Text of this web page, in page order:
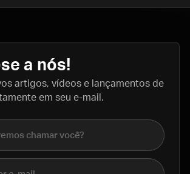
a nós!
artigos, vídeos e lançamentos de
em seu e-mail.